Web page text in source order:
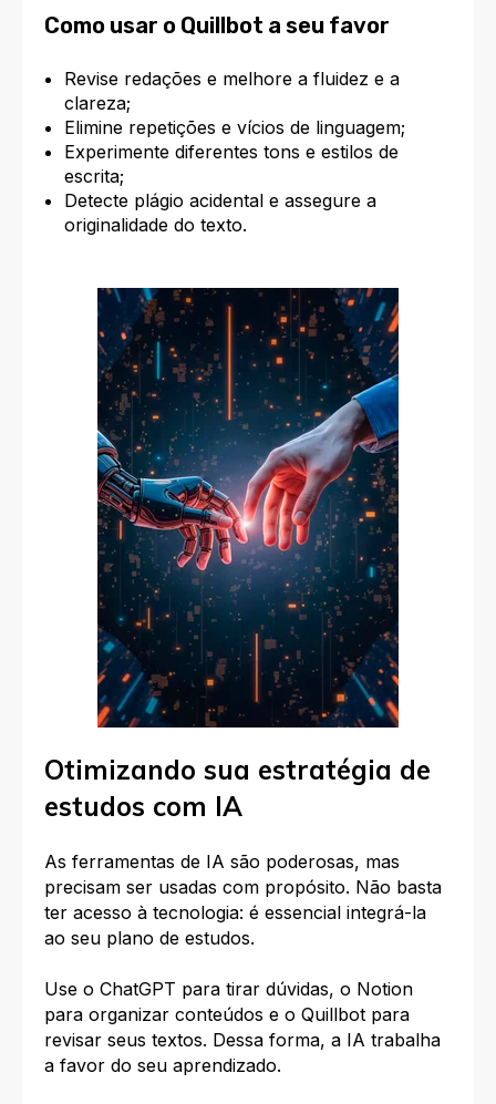
Como usar o Quillbot a seu favor
Revise redações e melhore a fluidez e a
clareza;
Elimine repetições e vícios de linguagem;
Experimente diferentes tons e estilos de
escrita;
Detecte plágio acidental e assegure a
originalidade do texto.
Otimizando sua estratégia de
estudos com IA
As ferramentas de IA são poderosas, mas
precisam ser usadas com propósito. Não basta
ter acesso à tecnologia: é essencial integrá-la
ao seu plano de estudos.​
Use o ChatGPT para tirar dúvidas, o Notion
para organizar conteúdos e o Quillbot para
revisar seus textos. Dessa forma, a IA trabalha
a favor do seu aprendizado.​